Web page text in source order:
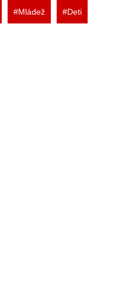
#Mládež #Deti